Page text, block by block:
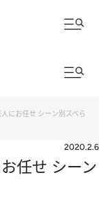
にお任せ シーン別スベら
2020.2.6
任せ シーン